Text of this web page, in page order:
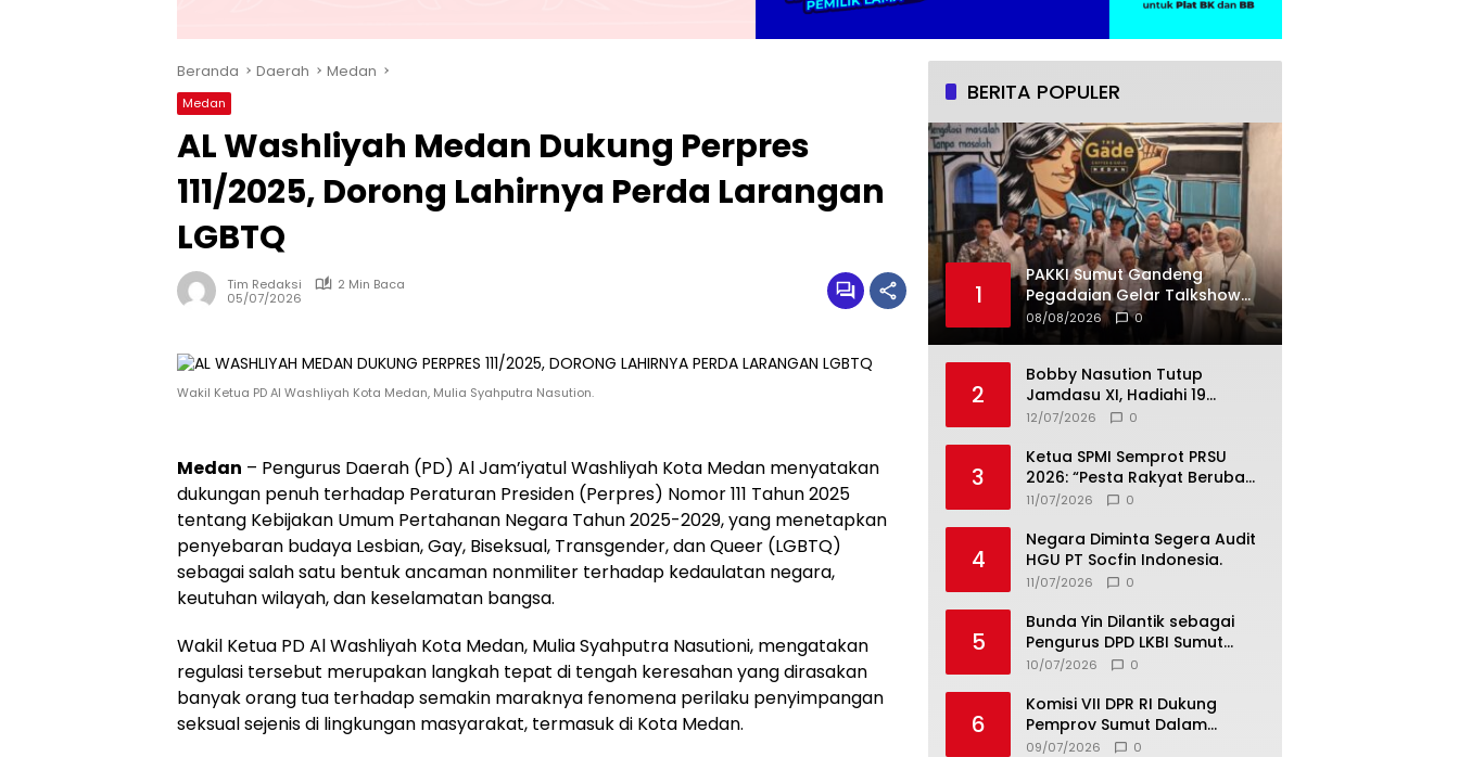
Beranda Daerah Medan
Medan
AL Washliyah Medan Dukung Perpres
111/2025, Dorong Lahirnya Perda Larangan
LGBTQ
Tim Redaksi
2 Min Baca
05/07/2026
Wakil Ketua PD Al Washliyah Kota Medan, Mulia Syahputra Nasution.
Medan – Pengurus Daerah (PD) Al Jam’iyatul Washliyah Kota Medan menyatakan
dukungan penuh terhadap Peraturan Presiden (Perpres) Nomor 111 Tahun 2025
tentang Kebijakan Umum Pertahanan Negara Tahun 2025-2029, yang menetapkan
penyebaran budaya Lesbian, Gay, Biseksual, Transgender, dan Queer (LGBTQ)
sebagai salah satu bentuk ancaman nonmiliter terhadap kedaulatan negara,
keutuhan wilayah, dan keselamatan bangsa.
Wakil Ketua PD Al Washliyah Kota Medan, Mulia Syahputra Nasutioni, mengatakan
regulasi tersebut merupakan langkah tepat di tengah keresahan yang dirasakan
banyak orang tua terhadap semakin maraknya fenomena perilaku penyimpangan
seksual sejenis di lingkungan masyarakat, termasuk di Kota Medan.
BERITA POPULER
1
PAKKI Sumut Gandeng
Pegadaian Gelar Talkshow
Hukum Kontrak Konstruksi
08/08/2026 0
2
Bobby Nasution Tutup
Jamdasu XI, Hadiahi 19
Petugas Upacara Berangkat
12/07/2026 0
3
Ketua SPMI Semprot PRSU
2026: “Pesta Rakyat Berubah
Jadi Ajang Bisnis, Target 300
Slogan”
11/07/2026 0
4
Negara Diminta Segera Audit
HGU PT Socfin Indonesia.
11/07/2026 0
5
Bunda Yin Dilantik sebagai
Pengurus DPD LKBI Sumut
2026–2031, Tegaskan
dan Kerukunan
10/07/2026 0
6
Komisi VII DPR RI Dukung
Pemprov Sumut Dalam
Pemberantasan Pungli di
09/07/2026 0